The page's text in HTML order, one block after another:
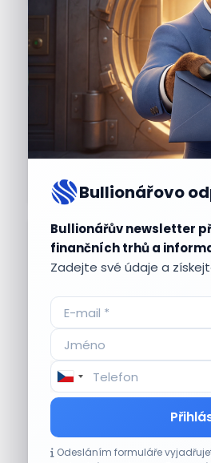
Bullionářovo
Bullionářův newsletter
finančních trhů a
Zadejte své údaje a
Odesláním formuláře
Aktuální
Plány Starlinku srazily